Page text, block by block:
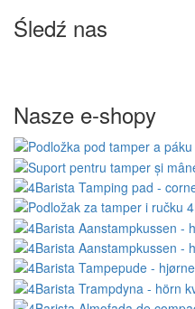
Śledź nas
Nasze e-shopy